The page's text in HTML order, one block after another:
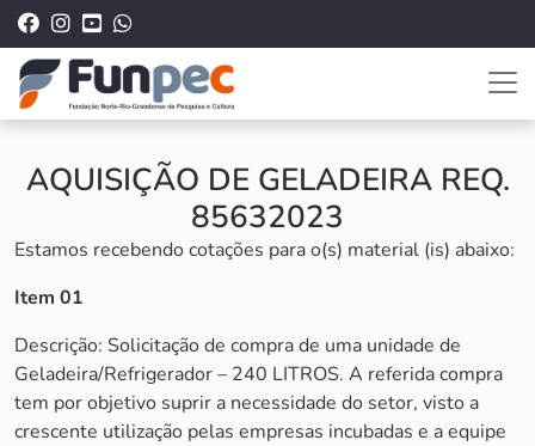
AQUISIÇÃO DE GELADEIRA REQ.
85632023
Estamos recebendo cotações para o(s) material (is) abaixo:
Item 01
Descrição: Solicitação de compra de uma unidade de
Geladeira/Refrigerador – 240 LITROS. A referida compra
tem por objetivo suprir a necessidade do setor, visto a
crescente utilização pelas empresas incubadas e a equipe